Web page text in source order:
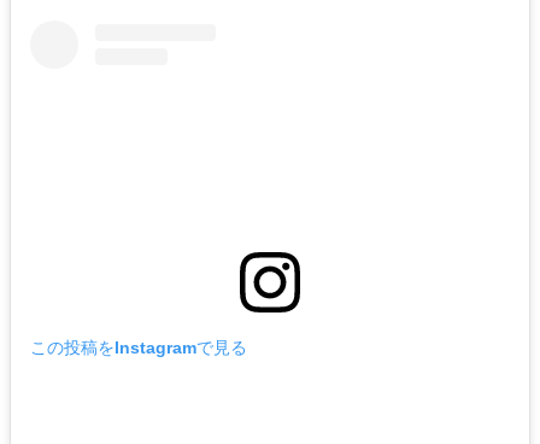
この投稿をInstagramで見る